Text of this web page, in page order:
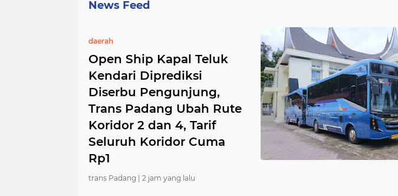
News Feed
daerah
Open Ship Kapal Teluk
Kendari Diprediksi
Diserbu Pengunjung,
Trans Padang Ubah Rute
Koridor 2 dan 4, Tarif
Seluruh Koridor Cuma
Rp1
trans Padang | 2 jam yang lalu